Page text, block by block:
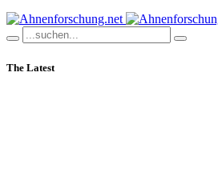
The Latest